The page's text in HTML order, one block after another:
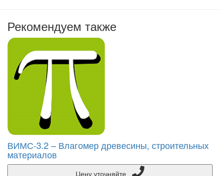
Рекомендуем также
ВИМС-3.2 – Влагомер древесины, строительных
материалов